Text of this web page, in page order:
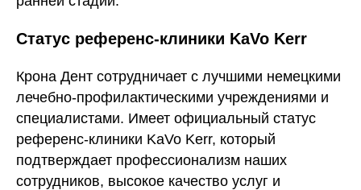
Статус референс-клиники KaVo Kerr
Крона Дент сотрудничает с лучшими немецкими
лечебно-профилактическими учреждениями и
специалистами. Имеет официальный статус
референс-клиники KaVo Kerr, который
подтверждает профессионализм наших
сотрудников, высокое качество услуг и